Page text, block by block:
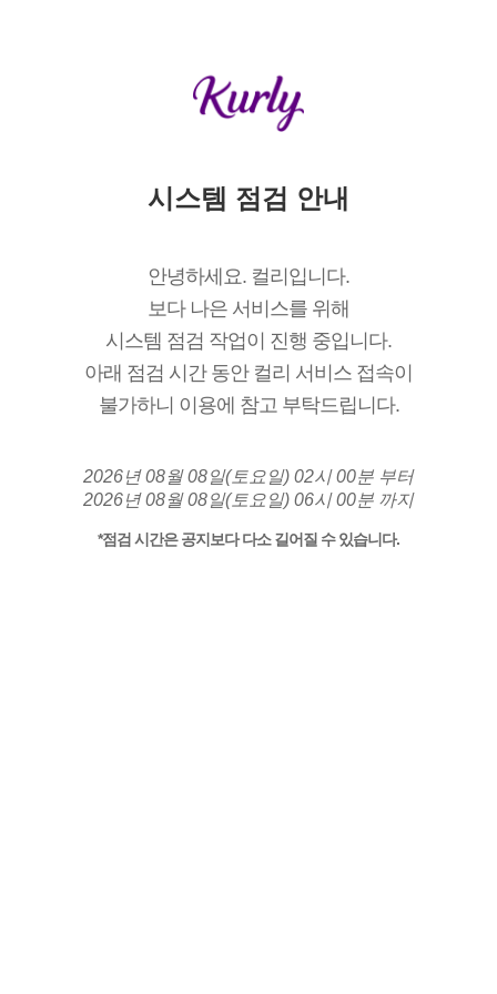
시스템 점검 안내
안녕하세요. 컬리입니다.
보다 나은 서비스를 위해
시스템 점검 작업이 진행 중입니다.
아래 점검 시간 동안 컬리 서비스 접속이
불가하니 이용에 참고 부탁드립니다.
2026년 08월 08일(토요일) 02시 00분 부터
2026년 08월 08일(토요일) 06시 00분 까지
*점검 시간은 공지보다 다소 길어질 수 있습니다.